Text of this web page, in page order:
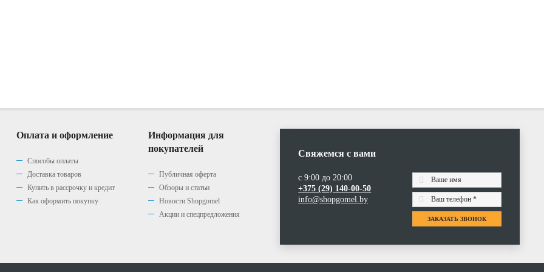
Оплата и оформление
Способы оплаты
Доставка товаров
Купить в рассрочку и кредит
Как оформить покупку
Информация для
покупателей
Публичная оферта
Обзоры и статьи
Новости Shopgomel
Акции и спецпредложения
Свяжемся с вами
с 9:00 до 20:00
+375 (29) 140-00-50
info@shopgomel.by
ЗАКАЗАТЬ ЗВОНОК